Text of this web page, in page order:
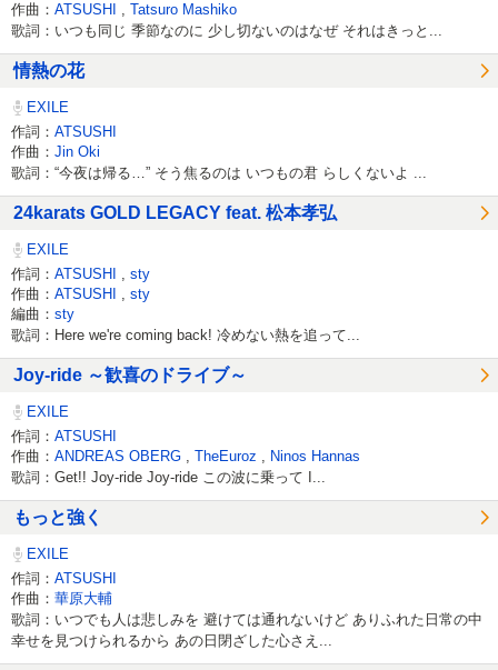
作曲： ATSUSHI Tatsuro Mashiko
歌詞：いつも同じ 季節なのに 少し切ないのはなぜ それはきっと...
情熱の花
EXILE
作詞： ATSUSHI
作曲： Jin Oki
歌詞：“今夜は帰る…” そう焦るのは いつもの君 らしくないよ ...
24karats GOLD LEGACY feat. 松本孝弘
EXILE
作詞： ATSUSHI
sty
作曲： ATSUSHI
sty
編曲： sty
歌詞：Here we're coming back! 冷めない熱を追って...
Joy-ride ～歓喜のドライブ～
EXILE
作詞： ATSUSHI
作曲： ANDREAS OBERG TheEuroz Ninos Hannas
歌詞：Get!! Joy-ride Joy-ride この波に乗って I...
もっと強く
EXILE
作詞： ATSUSHI
作曲： 華原大輔
歌詞：いつでも人は悲しみを 避けては通れないけど ありふれた日常の中
幸せを見つけられるから あの日閉ざした心さえ...